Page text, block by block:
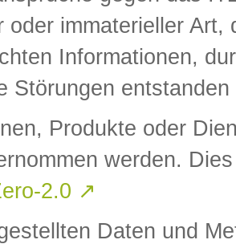
oder immaterieller
Informationen,
Störungen
Produkte oder
werden.
2.0 ↗
Daten und